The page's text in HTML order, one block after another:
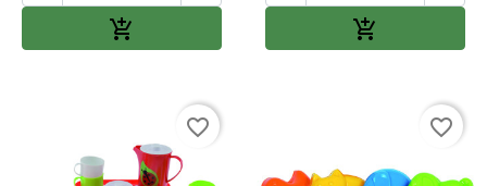
 
favorite_border favorite_border